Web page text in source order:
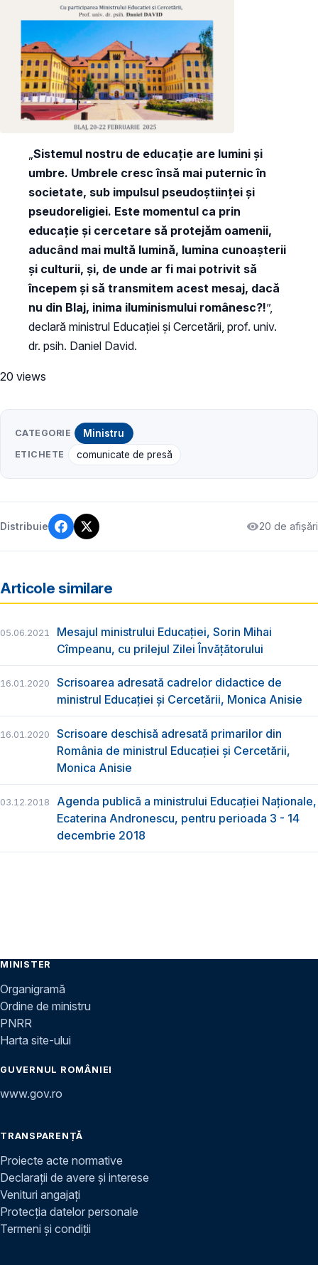
„Sistemul nostru de educație are lumini și
umbre. Umbrele cresc însă mai puternic în
societate, sub impulsul pseudoștiinței și
pseudoreligiei. Este momentul ca prin
educație și cercetare să protejăm oamenii,
aducând mai multă lumină, lumina cunoașterii
și culturii, și, de unde ar fi mai potrivit să
începem și să transmitem acest mesaj, dacă
nu din Blaj, inima iluminismului românesc?!”,
declară ministrul Educației și Cercetării, prof. univ.
dr. psih. Daniel David.
20 views
CATEGORIE Ministru
ETICHETE comunicate de presă
Distribuie 20 de afișări
Articole similare
05.06.2021
Mesajul ministrului Educației, Sorin Mihai
Cîmpeanu, cu prilejul Zilei Învățătorului
16.01.2020
Scrisoarea adresată cadrelor didactice de
ministrul Educației și Cercetării, Monica Anisie
16.01.2020
Scrisoare deschisă adresată primarilor din
România de ministrul Educației și Cercetării,
Monica Anisie
03.12.2018
Agenda publică a ministrului Educației Naționale,
Ecaterina Andronescu, pentru perioada 3 - 14
decembrie 2018
MINISTER
Organigramă
Ordine de ministru
PNRR
Harta site-ului
GUVERNUL ROMÂNIEI
www.gov.ro
TRANSPARENȚĂ
Proiecte acte normative
Declarații de avere și interese
Venituri angajați
Protecția datelor personale
Termeni și condiții